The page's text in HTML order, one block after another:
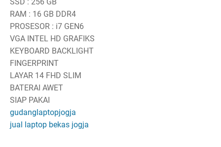
RAM : 16 GB DDR4
PROSESOR : i7 GEN6
VGA INTEL HD GRAFIKS
KEYBOARD BACKLIGHT
FINGERPRINT
LAYAR 14 FHD SLIM
BATERAI AWET
SIAP PAKAI
gudanglaptopjogja
jual laptop bekas jogja